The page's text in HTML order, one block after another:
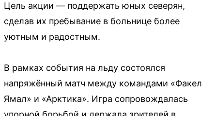
Цель акции — поддержать юных северян,
сделав их пребывание в больнице более
уютным и радостным.
В рамках события на льду состоялся
напряжённый матч между командами «Факел
Ямал» и «Арктика». Игра сопровождалась